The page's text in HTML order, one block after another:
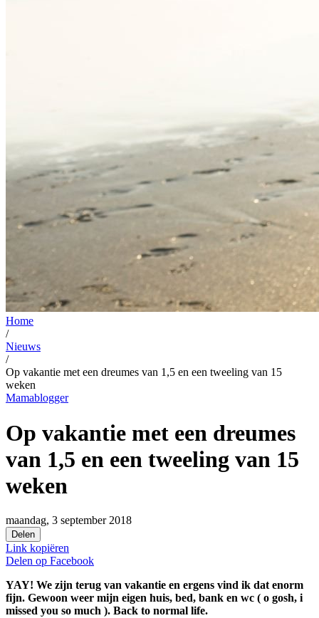
Home
/
Nieuws
/
Op vakantie met een dreumes van 1,5 en een tweeling van 15
weken
Mamablogger
Op vakantie met een dreumes
van 1,5 en een tweeling van 15
weken
maandag, 3 september 2018
Delen
Link kopiëren
Delen op Facebook
YAY! We zijn terug van vakantie en ergens vind ik dat enorm
fijn. Gewoon weer mijn eigen huis, bed, bank en wc ( o gosh, i
missed you so much ). Back to normal life.